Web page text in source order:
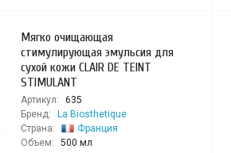
Мягко очищающая
стимулирующая эмульсия для
сухой кожи CLAIR DE TEINT
STIMULANT
Артикул:
635
Бренд:
La Biosthetique
Страна:
Франция
Объем:
500 мл